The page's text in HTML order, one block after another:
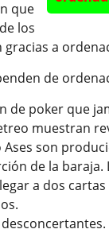
que
los
a
de
de poker que
muestran
Ases son
de la
a dos